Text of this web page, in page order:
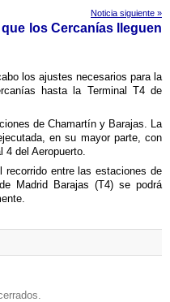
Noticia siguiente »
los Cercaní­as lleguen
los ajustes necesarios para la
hasta la Terminal T4 de
de Chamartí­n y Barajas. La
en su mayor parte, con
4 del Aeropuerto.
entre las estaciones de
Madrid Barajas (T4) se podrá